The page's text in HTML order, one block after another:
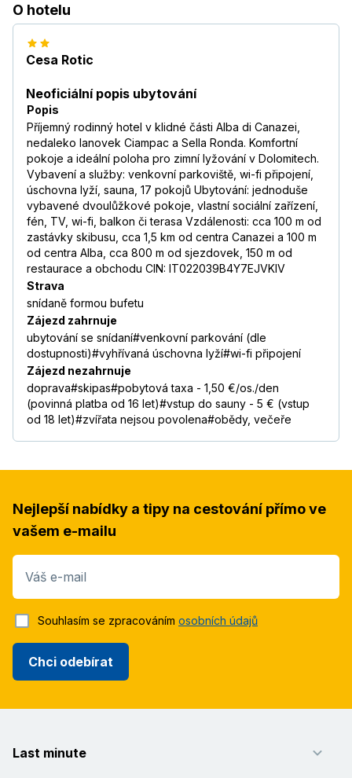
O hotelu
Cesa Rotic
Neoficiální popis ubytování
Popis
Příjemný rodinný hotel v klidné části Alba di Canazei,
nedaleko lanovek Ciampac a Sella Ronda. Komfortní
pokoje a ideální poloha pro zimní lyžování v Dolomitech.
Vybavení a služby: venkovní parkoviště, wi-fi připojení,
úschovna lyží, sauna, 17 pokojů Ubytování: jednoduše
vybavené dvoulůžkové pokoje, vlastní sociální zařízení,
fén, TV, wi-fi, balkon či terasa Vzdálenosti: cca 100 m od
zastávky skibusu, cca 1,5 km od centra Canazei a 100 m
od centra Alba, cca 800 m od sjezdovek, 150 m od
restaurace a obchodu CIN: IT022039B4Y7EJVKIV
Strava
snídaně formou bufetu
Zájezd zahrnuje
ubytování se snídaní#venkovní parkování (dle
dostupnosti)#vyhřívaná úschovna lyží#wi-fi připojení
Zájezd nezahrnuje
doprava#skipas#pobytová taxa - 1,50 €/os./den
(povinná platba od 16 let)#vstup do sauny - 5 € (vstup
od 18 let)#zvířata nejsou povolena#obědy, večeře
Nejlepší nabídky a tipy na cestování přímo ve
vašem e-mailu
Váš e-mail
Chci odebírat
Souhlasím se zpracováním osobních údajů
Last minute